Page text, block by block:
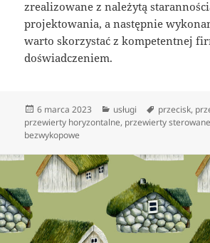
zrealizowane z należytą
projektowania, a następnie
warto skorzystać z kompetentnej
doświadczeniem.
Data
publikacji
6 marca 2023 Kategorie
usługi Tagi
przecisk,
przewierty horyzontalne, przewierty sterowane
bezwykopowe